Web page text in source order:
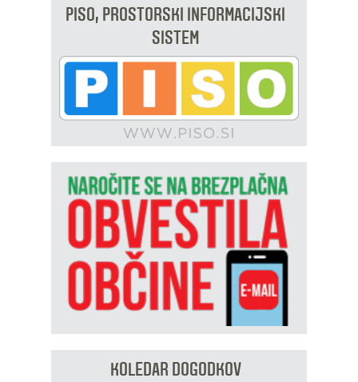
PISO, PROSTORSKI INFORMACIJSKI
SISTEM
KOLEDAR DOGODKOV